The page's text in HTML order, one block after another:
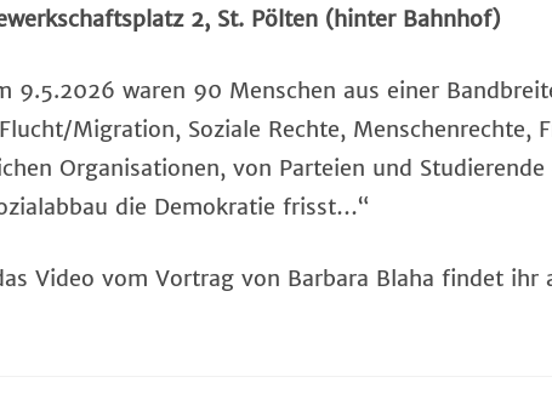
2, St. Pölten (hinter Bahnhof)
9.5.2026 waren 90 Menschen aus einer
Migration, Soziale Rechte,
Organisationen, von Parteien und
die Demokratie frisst…“
Video vom Vortrag von Barbara Blaha findet ihr